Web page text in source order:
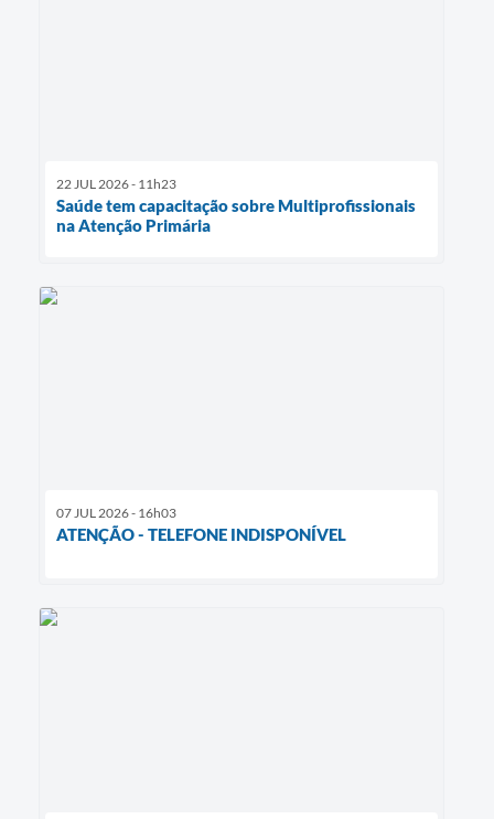
22 JUL 2026 - 11h23
Saúde tem capacitação sobre Multiprofissionais
na Atenção Primária
07 JUL 2026 - 16h03
ATENÇÃO - TELEFONE INDISPONÍVEL